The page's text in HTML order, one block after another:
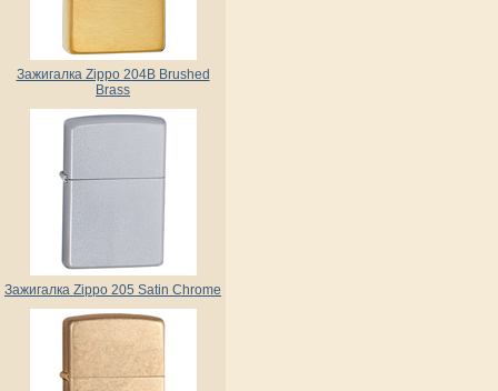
Зажигалка Zippo 204B Brushed
Brass
Зажигалка Zippo 205 Satin Chrome